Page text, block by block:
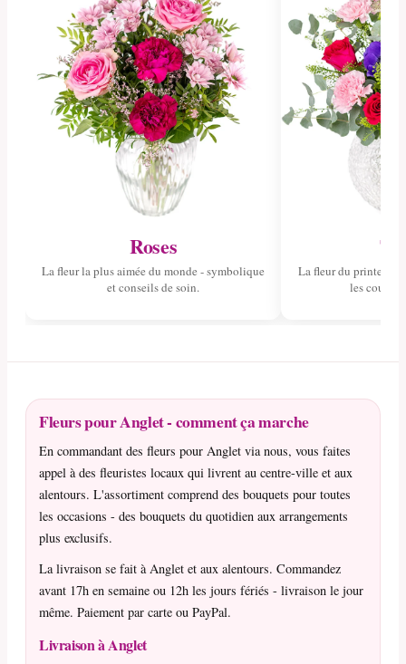
Roses
La fleur la plus aimée du monde - symbolique
et conseils de soin.
La fleur du
les
Fleurs pour Anglet - comment ça marche
En commandant des fleurs pour Anglet via nous, vous faites
appel à des fleuristes locaux qui livrent au centre-ville et aux
alentours. L'assortiment comprend des bouquets pour toutes
les occasions - des bouquets du quotidien aux arrangements
plus exclusifs.
La livraison se fait à Anglet et aux alentours. Commandez
avant 17h en semaine ou 12h les jours fériés - livraison le jour
même. Paiement par carte ou PayPal.
Livraison à Anglet